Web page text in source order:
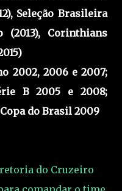
Seleção Brasileira
(2013), Corinthians
2002, 2006 e 2007;
B 2005 e 2008;
do Brasil 2009
do Cruzeiro